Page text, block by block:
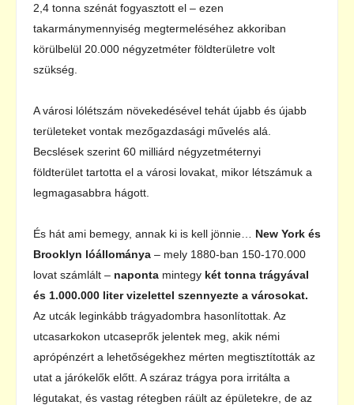
2,4 tonna szénát fogyasztott el – ezen
takarmánymennyiség megtermeléséhez akkoriban
körülbelül 20.000 négyzetméter földterületre volt
szükség.
A városi lólétszám növekedésével tehát újabb és újabb
területeket vontak mezőgazdasági művelés alá.
Becslések szerint 60 milliárd négyzetméternyi
földterület tartotta el a városi lovakat, mikor létszámuk a
legmagasabbra hágott.
És hát ami bemegy, annak ki is kell jönnie… New York és
Brooklyn lóállománya – mely 1880-ban 150-170.000
lovat számlált – naponta mintegy két tonna trágyával
és 1.000.000 liter vizelettel szennyezte a városokat.
Az utcák leginkább trágyadombra hasonlítottak. Az
utcasarkokon utcaseprők jelentek meg, akik némi
aprópénzért a lehetőségekhez mérten megtisztították az
utat a járókelők előtt. A száraz trágya pora irritálta a
légutakat, és vastag rétegben ráült az épületekre, de az